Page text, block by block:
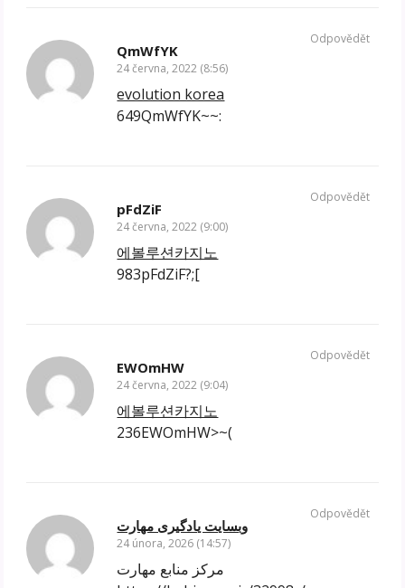
QmWfYK
24 června, 2022 (8:56)
evolution korea
649QmWfYK~~:
Odpovědět
pFdZiF
24 června, 2022 (9:00)
에볼루션카지노
983pFdZiF?;[
Odpovědět
EWOmHW
24 června, 2022 (9:04)
에볼루션카지노
236EWOmHW>~(
Odpovědět
وبسایت یادگیری مهارت
24 února, 2026 (14:57)
مرکز منابع مهارت
Odpovědět